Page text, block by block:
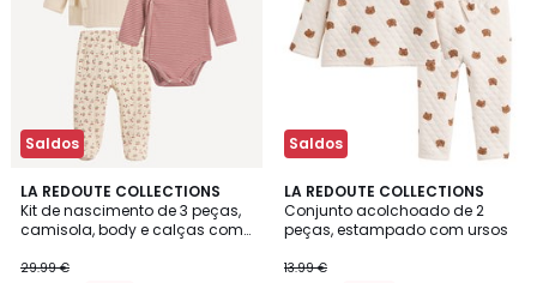
Saldos
LA REDOUTE COLLECTIONS
Kit de nascimento de 3 peças,
camisola, body e calças com
29.99 €
2
/
5
Saldos
LA REDOUTE COLLECTIONS
Conjunto acolchoado de 2
peças, estampado com ursos
13.99 €
4,6
/ 5